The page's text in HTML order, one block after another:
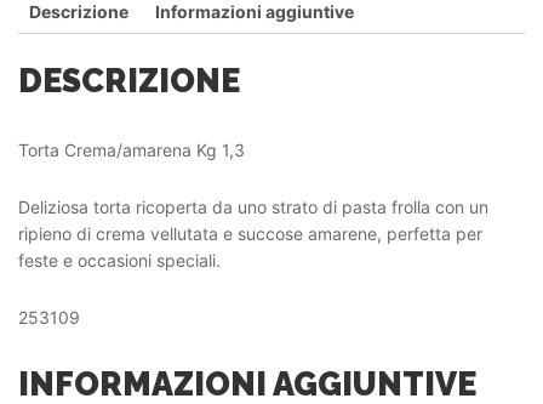
Descrizione Informazioni aggiuntive
DESCRIZIONE
Torta Crema/amarena Kg 1,3
Deliziosa torta ricoperta da uno strato di pasta frolla con un
ripieno di crema vellutata e succose amarene, perfetta per
feste e occasioni speciali.
253109
INFORMAZIONI AGGIUNTIVE